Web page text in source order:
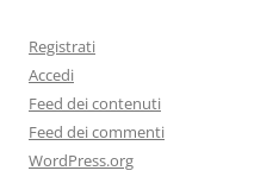
Registrati
Accedi
Feed dei contenuti
Feed dei commenti
WordPress.org